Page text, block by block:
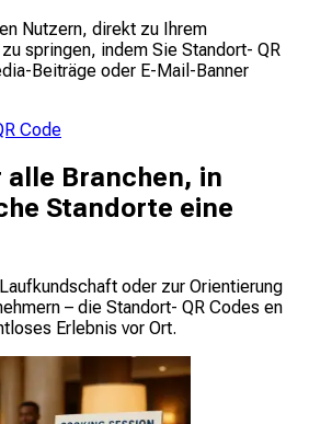
Nutzern, direkt zu Ihrem
springen, indem Sie Standort- QR
Beiträge oder E-Mail-Banner
Code
Branchen, in
Standorte eine
oder zur Orientierung
– die Standort- QR Codes en
Erlebnis vor Ort.